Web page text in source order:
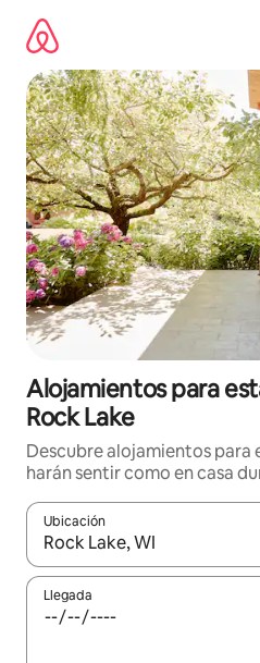
contenido
Alojamientos para
Rock Lake
Descubre alojamientos para
harán sentir como en casa
Ubicación
Cuando los resultados estén
Llegada